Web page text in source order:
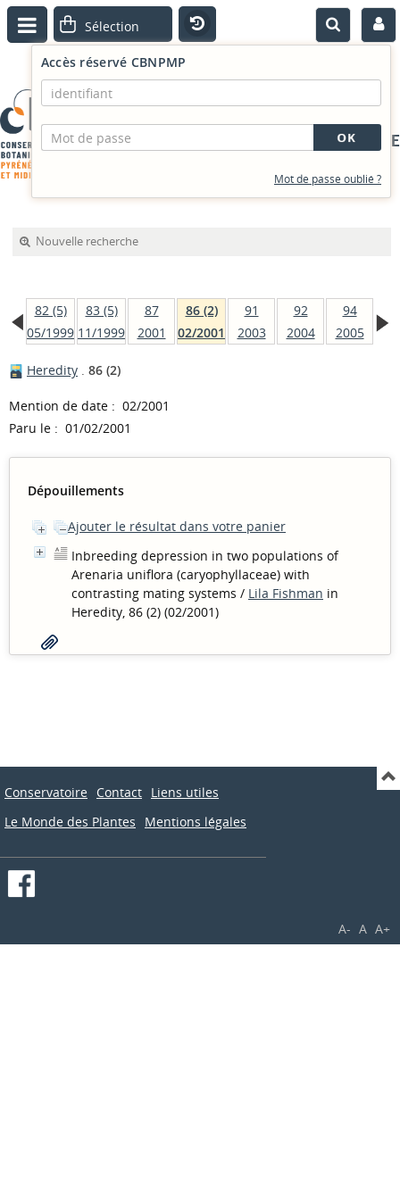
PORTAIL DOCUMENTAIRE
Accès réservé CBNPMP
Mot de passe oublié ?
Nouvelle recherche
82 (5)
05/1999
83 (5)
11/1999
87
2001
86 (2)
02/2001
91
2003
92
2004
94
2005
Heredity . 86 (2)
Mention de date : 02/2001
Paru le : 01/02/2001
Dépouillements
Ajouter le résultat dans votre panier
Inbreeding depression in two populations of
Arenaria uniflora (caryophyllaceae) with
contrasting mating systems / Lila Fishman in
Heredity, 86 (2) (02/2001)
Conservatoire Contact Liens utiles
Le Monde des Plantes
Mentions légales
A- A A+